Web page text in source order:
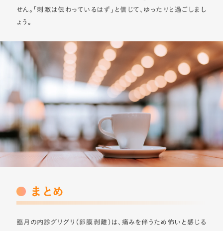
せん。「刺激は伝わっているはず」と信じて、ゆったりと過ごしまし
ょう。
まとめ
臨月の内診グリグリ（卵膜剥離）は、痛みを伴うため怖いと感じる